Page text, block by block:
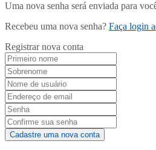
Uma nova senha será enviada para
Recebeu uma nova senha? Faça login
Registrar nova conta